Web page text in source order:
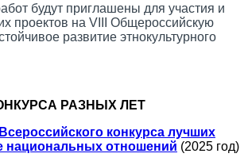
будут приглашены для участия и
проектов на VIII Общероссийскую
развитие этнокультурного
РАЗНЫХ ЛЕТ
конкурса лучших
национальных отношений (2025 год)